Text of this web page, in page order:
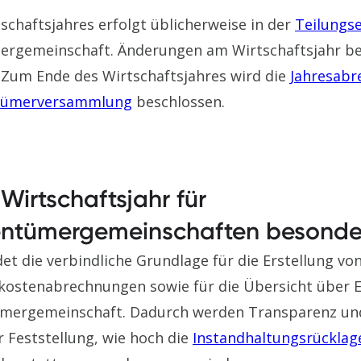
erfolgt üblicherweise in der
Änderungen am Wirtschaftsjahr
Ende des Wirtschaftsjahres wird die
beschlossen.
für
die verbindliche Grundlage für die Erstellung
sowie für die Übersicht über
Dadurch werden Transparenz
Feststellung, wie hoch die